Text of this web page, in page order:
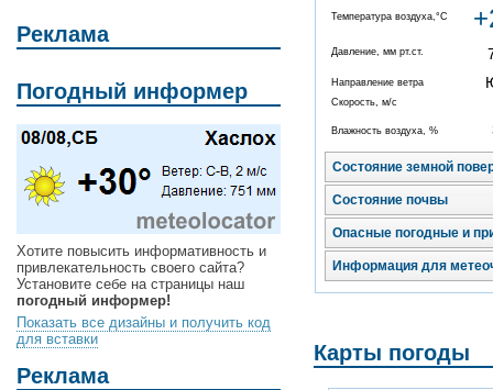
Реклама
Погодный информер
Хотите повысить информативность и
привлекательность своего сайта?
Установите себе на страницы наш
погодный информер!
Показать все дизайны и получить код
для вставки
Реклама
Температура воздуха,°C
Давление, мм рт.ст.
Направление ветра
Скорость, м/с
Влажность воздуха, %
Состояние земной
Состояние почвы
Опасные погодные и
Информация для
Карты погоды